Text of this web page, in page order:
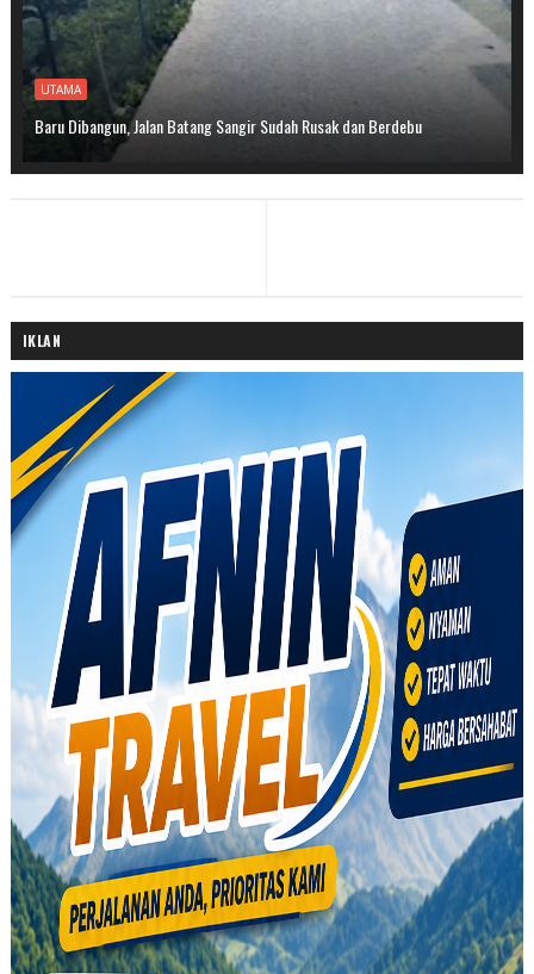
UTAMA
Baru Dibangun, Jalan Batang Sangir Sudah Rusak dan Berdebu
IKLAN